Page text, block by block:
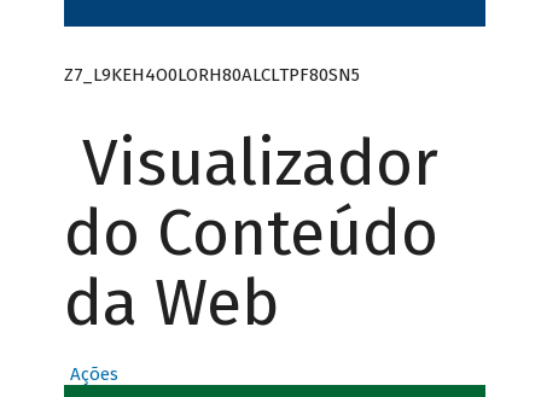
Z7_L9KEH4O0LORH80ALCLTPF80SN5
Visualizador
do Conteúdo
da Web
Ações